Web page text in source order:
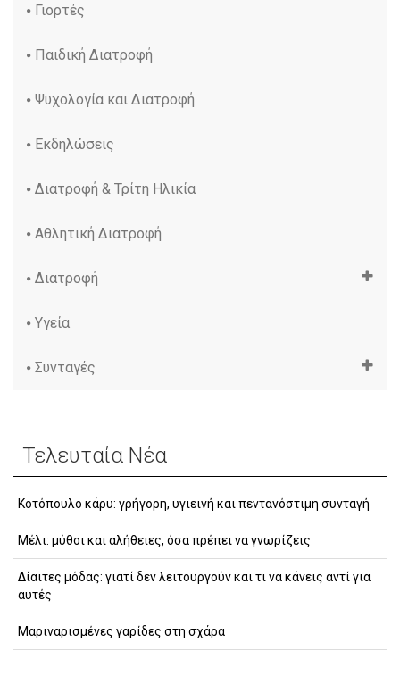
Γιορτές
Παιδική Διατροφή
Ψυχολογία και Διατροφή
Εκδηλώσεις
Διατροφή & Τρίτη Ηλικία
Αθλητική Διατροφή
Διατροφή
Υγεία
Συνταγές
Τελευταία Νέα
Κοτόπουλο κάρυ: γρήγορη, υγιεινή και πεντανόστιμη συνταγή
Μέλι: μύθοι και αλήθειες, όσα πρέπει να γνωρίζεις
Δίαιτες μόδας: γιατί δεν λειτουργούν και τι να κάνεις αντί για
αυτές
Μαριναρισμένες γαρίδες στη σχάρα